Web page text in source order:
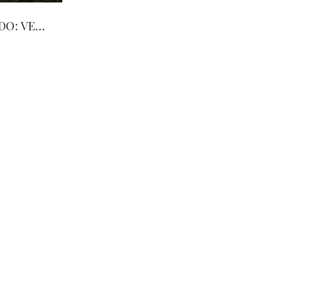
INVIERTE EN ORLANDO: VENTA DE DEPARTAMENTO CON INQUILINO- ORLANDO- FLORIDA